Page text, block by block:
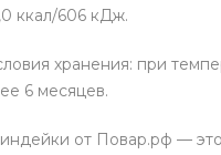
ккал/606 кДж.
хранения: при
6 месяцев.
индейки от Повар.рф —